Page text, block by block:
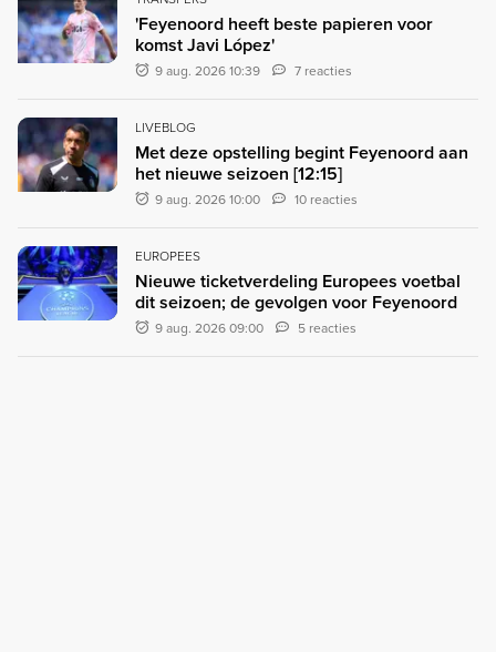
'Feyenoord heeft beste papieren voor
komst Javi López'
9 aug. 2026 10:39 7 reacties
LIVEBLOG
Met deze opstelling begint Feyenoord aan
het nieuwe seizoen [12:15]
9 aug. 2026 10:00 10 reacties
EUROPEES
Nieuwe ticketverdeling Europees voetbal
dit seizoen; de gevolgen voor Feyenoord
9 aug. 2026 09:00 5 reacties